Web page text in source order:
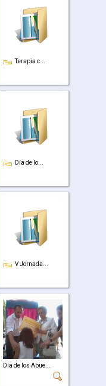
Terapia c...
Día de lo...
V Jornada...
Día de los Abue...